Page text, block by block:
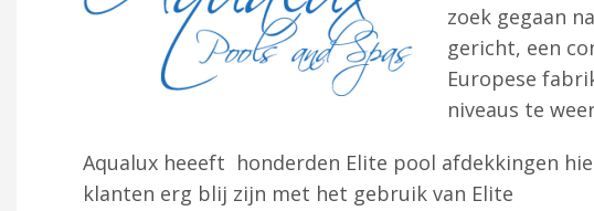
zoek gegaan
gericht, een
Europese
niveaus te
Aqualux heeeft honderden Elite pool afdekkingen
klanten erg blij zijn met het gebruik van Elite